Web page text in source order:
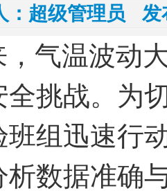
超级管理员 发
，气温波动
全挑战。为
班组迅速行
数据准确